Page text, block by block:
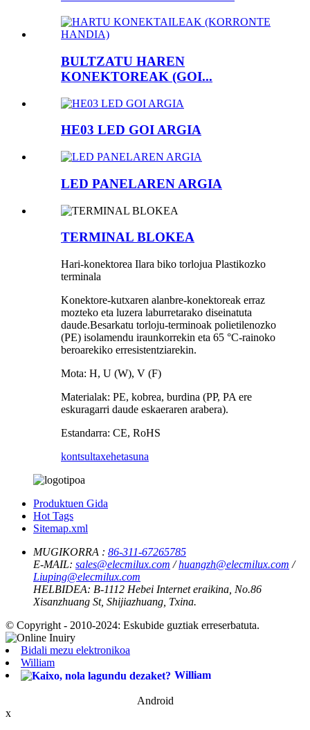
BULTZATU HAREN
KONEKTOREAK (GOI...
HE03 LED GOI ARGIA
LED PANELAREN ARGIA
TERMINAL BLOKEA
Hari-konektorea Ilara biko torlojua Plastikozko
terminala
Konektore-kutxaren alanbre-konektoreak erraz
mozteko eta luzera laburretarako diseinatuta
daude.Besarkatu torloju-terminoak polietilenozko
(PE) isolamendu iraunkorrekin eta 65 °C-rainoko
beroarekiko erresistentziarekin.
Mota: H, U (W), V (F)
Materialak: PE, kobrea, burdina (PP, PA ere
eskuragarri daude eskaeraren arabera).
Estandarra: CE, RoHS
kontsultaxehetasuna
Produktuen Gida
Hot Tags
Sitemap.xml
MUGIKORRA : 86-311-67265785
E-MAIL: sales@elecmilux.com /huangzh@elecmilux.com /
Liuping@elecmilux.com
HELBIDEA: B-1112 Hebei Internet eraikina, No.86
Xisanzhuang St, Shijiazhuang, Txina.
© Copyright - 2010-2024: Eskubide guztiak erreserbatuta.
Bidali mezu elektronikoa
William
William
Android
x